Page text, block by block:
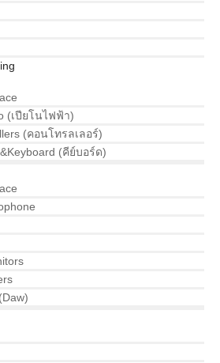
(เปียโนไฟฟ้า)
(คอนโทรลเลอร์)
(คีย์บอร์ด)